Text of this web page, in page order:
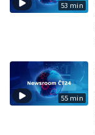
53 min
55 min